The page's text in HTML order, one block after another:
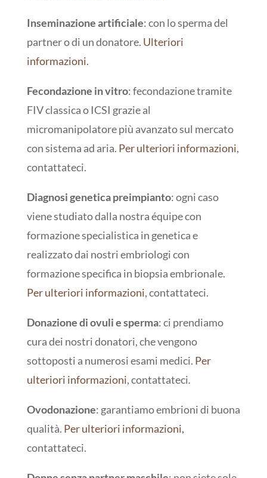
Inseminazione artificiale: con lo sperma del
partner o di un donatore. Ulteriori
informazioni.
Fecondazione in vitro: fecondazione tramite
FIV classica o ICSI grazie al
micromanipolatore più avanzato sul mercato
con sistema ad aria. Per ulteriori informazioni,
contattateci.
Diagnosi genetica preimpianto: ogni caso
viene studiato dalla nostra équipe con
formazione specialistica in genetica e
realizzato dai nostri embriologi con
formazione specifica in biopsia embrionale.
Per ulteriori informazioni, contattateci.
Donazione di ovuli e sperma: ci prendiamo
cura dei nostri donatori, che vengono
sottoposti a numerosi esami medici. Per
ulteriori informazioni, contattateci.
Ovodonazione: garantiamo embrioni di buona
qualità. Per ulteriori informazioni,
contattateci.